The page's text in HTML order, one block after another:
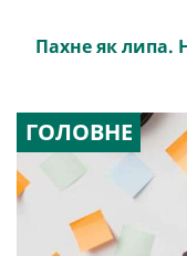
Пахне як липа.
ГОЛОВНЕ